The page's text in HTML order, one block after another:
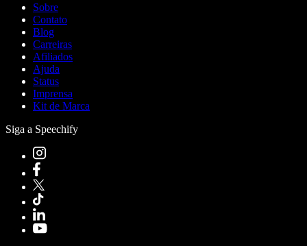
Sobre
Contato
Blog
Carreiras
Afiliados
Ajuda
Status
Imprensa
Kit de Marca
Siga a Speechify